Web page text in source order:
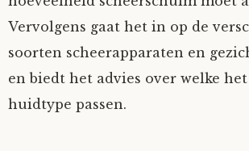
Vervolgens gaat het in op de
soorten scheerapparaten en
en biedt het advies over welke
huidtype passen.